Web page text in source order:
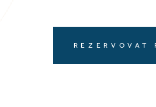
REZERVOVAT